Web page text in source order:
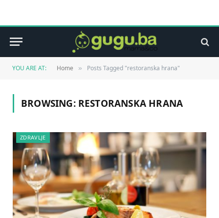
YOU ARE AT: Home » Posts Tagged "restoranska hrana"
BROWSING: RESTORANSKA HRANA
ZDRAVLJE